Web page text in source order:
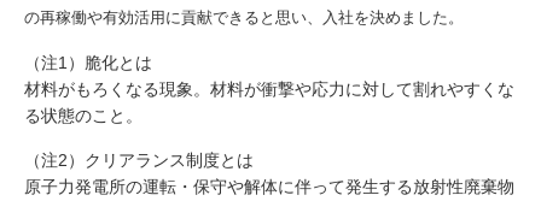
の再稼働や有効活用に貢献できると思い、入社を決めました。
（注1）脆化とは
材料がもろくなる現象。材料が衝撃や応力に対して割れやすくな
る状態のこと。
（注2）クリアランス制度とは
原子力発電所の運転・保守や解体に伴って発生する放射性廃棄物